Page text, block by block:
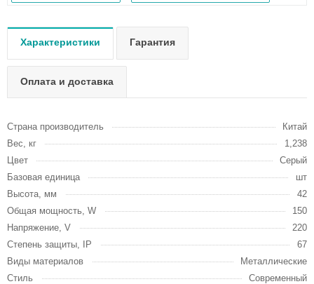
Характеристики Гарантия
Оплата и доставка
Страна производитель
Китай
Вес, кг
1,238
Цвет
Серый
Базовая единица
шт
Высота, мм
42
Общая мощность, W
150
Напряжение, V
220
Степень защиты, IP
67
Виды материалов
Металлические
Стиль
Современный